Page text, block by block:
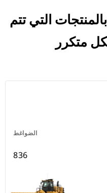
انظر كيف يقارن 836 بالمنتجات التي تتم
الضواغط
836